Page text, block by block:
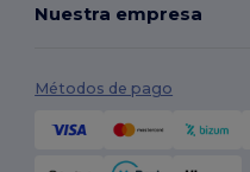
Nuestra empresa
Métodos de pago